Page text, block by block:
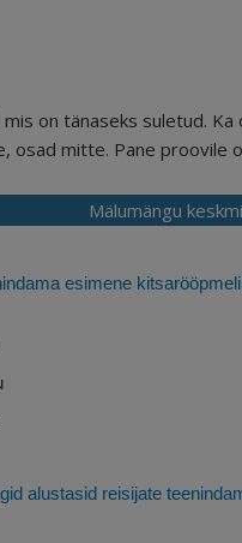
st m d
s
on tänaseks suletud.
osad mitte. Pane proovile
Mälumängu
esimene
alustasid reisijate